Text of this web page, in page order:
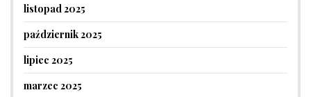
listopad 2025
październik 2025
lipiec 2025
marzec 2025